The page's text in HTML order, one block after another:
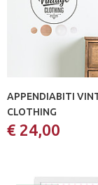
APPENDIABITI
CLOTHING
€ 24,00